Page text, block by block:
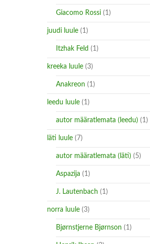
Giacomo Rossi (1)
juudi luule (1)
Itzhak Feld (1)
kreeka luule (3)
Anakreon (1)
leedu luule (1)
autor määratlemata (leedu) (1)
läti luule (7)
autor määratlemata (läti) (5)
Aspazija (1)
J. Lautenbach (1)
norra luule (3)
Bjørnstjerne Bjørnson (1)